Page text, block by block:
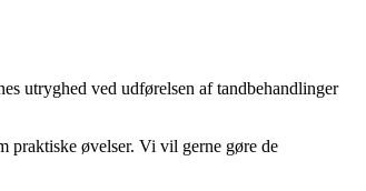
utryghed ved udførelsen af tandbehandlinger
praktiske øvelser. Vi vil gerne gøre de